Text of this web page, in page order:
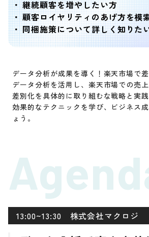
継続顧客を増やしたい方
顧客ロイヤリティのあげ方を模
同梱施策について詳しく知りた
データ分析が成果を導く！楽天市場で
データ分析を活用し、楽天市場での売
差別化を具体的に取り組むな戦略と実践
効果的なテクニックを学び、ビジネス
ょう。
13:00~13:30 株式会社マクロジ